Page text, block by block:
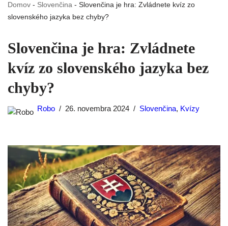
Domov - Slovenčina - Slovenčina je hra: Zvládnete kvíz zo
slovenského jazyka bez chyby?
Slovenčina je hra: Zvládnete
kvíz zo slovenského jazyka bez
chyby?
Robo 26. novembra 2024 Slovenčina, Kvízy